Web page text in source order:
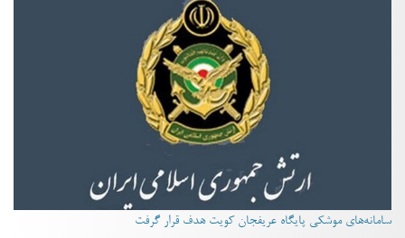
سامانه‌های موشکی پایگاه عریفجان کویت هدف قرار گرفت